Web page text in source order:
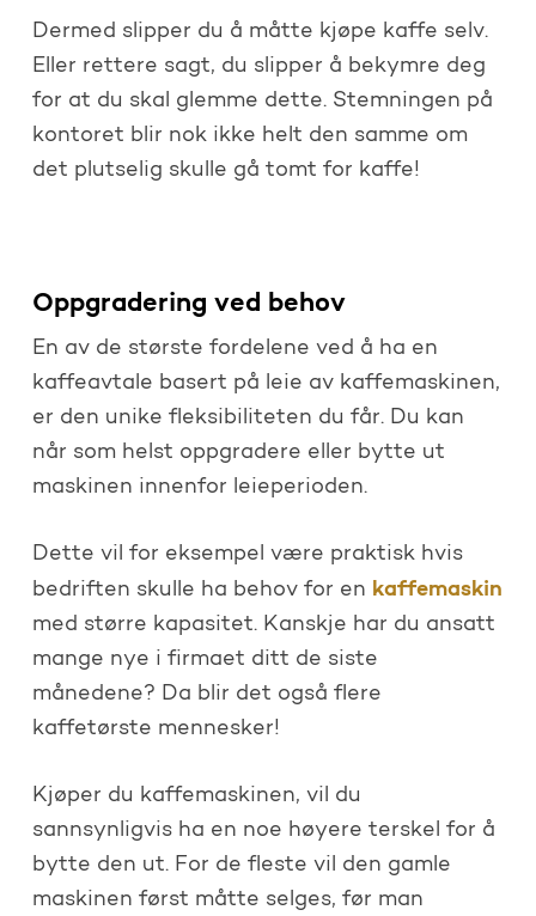
Dermed slipper du å måtte kjøpe kaffe selv.
Eller rettere sagt, du slipper å bekymre deg
for at du skal glemme dette. Stemningen på
kontoret blir nok ikke helt den samme om
det plutselig skulle gå tomt for kaffe!
Oppgradering ved behov
En av de største fordelene ved å ha en
kaffeavtale basert på leie av kaffemaskinen,
er den unike fleksibiliteten du får. Du kan
når som helst oppgradere eller bytte ut
maskinen innenfor leieperioden.
Dette vil for eksempel være praktisk hvis
bedriften skulle ha behov for en kaffemaskin
med større kapasitet. Kanskje har du ansatt
mange nye i firmaet ditt de siste
månedene? Da blir det også flere
kaffetørste mennesker!
Kjøper du kaffemaskinen, vil du
sannsynligvis ha en noe høyere terskel for å
bytte den ut. For de fleste vil den gamle
maskinen først måtte selges, før man